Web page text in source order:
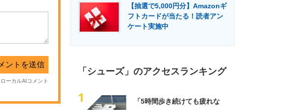
【抽選で5,000円分】Amazonギ
フトカードが当たる！読者アン
ケート実施中
「シューズ」のアクセスランキング
1
「5時間歩き続けても疲れな